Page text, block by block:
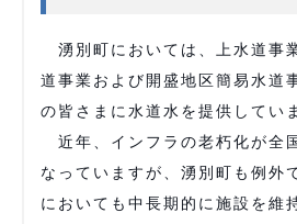
湧別町においては、上水道事
道事業および開盛地区簡易水道
の皆さまに水道水を提供してい
近年、インフラの老朽化が全
なっていますが、湧別町も例外
においても中長期的に施設を維